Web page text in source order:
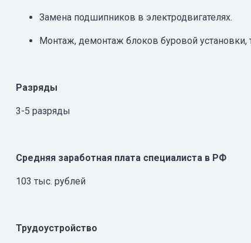
Замена подшипников в электродвигателях.
Монтаж, демонтаж блоков буровой установки,
Разряды
3-5 разряды
Средняя заработная плата специалиста в РФ
103 тыс. рублей
Трудоустройство